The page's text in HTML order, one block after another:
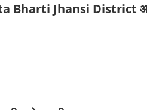
Bharti Jhansi District